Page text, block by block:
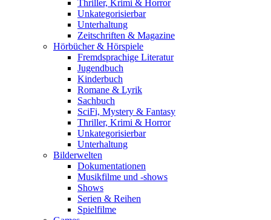
Thriller, Krimi & Horror
Unkategorisierbar
Unterhaltung
Zeitschriften & Magazine
Hörbücher & Hörspiele
Fremdsprachige Literatur
Jugendbuch
Kinderbuch
Romane & Lyrik
Sachbuch
SciFi, Mystery & Fantasy
Thriller, Krimi & Horror
Unkategorisierbar
Unterhaltung
Bilderwelten
Dokumentationen
Musikfilme und -shows
Shows
Serien & Reihen
Spielfilme